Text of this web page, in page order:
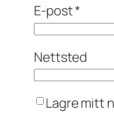
E-post*
Nettsted
Lagre mitt